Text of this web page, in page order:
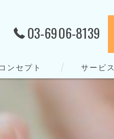
03-6906-8139
コンセプト サービス